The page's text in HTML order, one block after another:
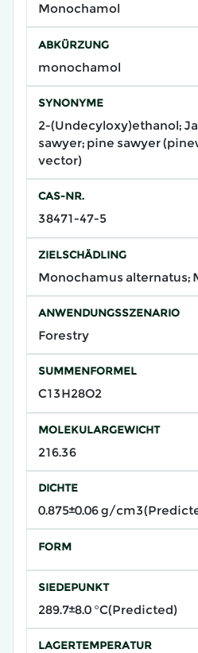
Monochamol
ABKÜRZUNG
monochamol
SYNONYME
2-(Undecyloxy)ethanol;
sawyer; pine sawyer
vector)
CAS-NR.
38471-47-5
ZIELSCHÄDLING
Monochamus alternatus;
ANWENDUNGSSZENARIO
Forestry
SUMMENFORMEL
C13H28O2
MOLEKULARGEWICHT
216.36
DICHTE
0.875±0.06 g/
FORM
SIEDEPUNKT
289.7±8.0 °C(Predicted)
LAGERTEMPERATUR